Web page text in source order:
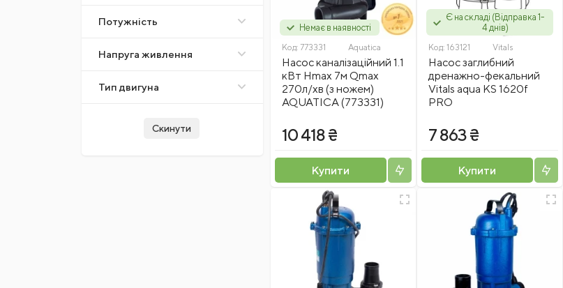
Потужність
Напруга живлення
Тип двигуна
Скинути
Немає в наявності
Код: 773331 Aquatica
Насос каналізаційний 1.1
кВт Hmax 7м Qmax
270л/хв (з ножем)
AQUATICA (773331)
10 418 ₴
Купити
Є на складі (Відправка 1-
4 днів)
Код: 163121 Vitals
Насос заглибний
дренажно-фекальний
Vitals aqua KS 1620f
PRO
7 863 ₴
Купити